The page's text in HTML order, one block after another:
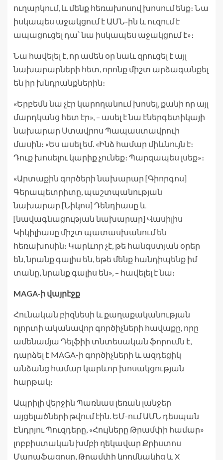
ուղարկում, և մենք հեռախոսով խոսում ենք։ Նա
իսկապես աջակցում է ԱՄՆ-ին և ուզում է
ապացուցել դա՝ նա իսկապես աջակցում է»։
Նա հավելել է, որ ամեն օր նաև զրուցել է այլ
նախարարների հետ, որոնք միշտ արձագանքել
են իր խնդրանքներին։
«Երբեմն նա չէր կարողանում խոսել, քանի որ այլ
մարդկանց հետ էր», – ասել է նա էներգետիկայի
նախարար Ստավրոս Պապաստավրուի
մասին։ «Ես ասել եմ. «Ինձ համար միևնույն է։
Դուք խոսելու կարիք չունեք։ Պարզապես լսեք»։
«Արտաքին գործերի նախարար [Գիորգոս]
Գերապետրիտը, պաշտպանության
նախարար [Նիկոս] Դենդիասը և
[նավագնացության նախարար] Վասիլիս
Կիկիլիասը միշտ պատասխանում են
հեռախոսին։ Կարևոր չէ, թե հանգստյան օրեր
են, նրանք գալիս են, եթե մենք հանդիպենք իմ
տանը, նրանք գալիս են», – հավելել է նա։
MAGA-ի վայրէջք
Հունական բիզնեսի և քաղաքականության
ոլորտի ականավոր գործիչների հավաքը, որը
ամենամյա Դելֆիի տնտեսական ֆորումն է,
դարձել է MAGA-ի գործիչների և ազդեցիկ
անձանց համար կարևոր խոսակցության
հարթակ։
Ապրիլի վերջին Պառնաս լեռան լանջեր
այցելածների թվում էին. ԵՄ-ում ԱՄՆ դեսպան
Էնդրյու Պուզդերը, «Հույները Թրամփի համար»
լոբբիստական ​​խմբի ղեկավար Քրիստոս
Մարաֆացոսը, Թրամփի կողմնակից և X